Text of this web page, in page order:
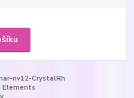
riv12-CrystalRh
Elements